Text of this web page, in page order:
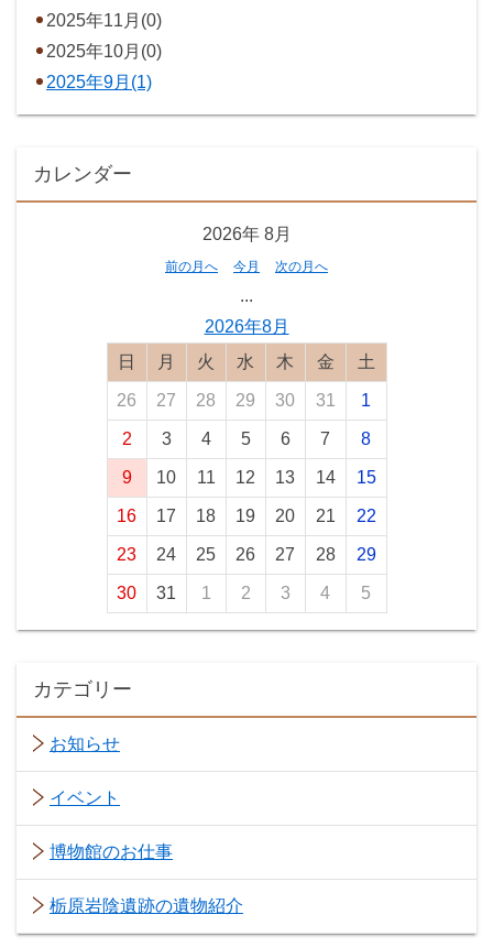
2025年11月(0)
2025年10月(0)
2025年9月(1)
カレンダー
2026年 8月
前の月へ 今月 次の月へ
...
2026年8月
日曜日月曜日火曜日水曜日木曜日金曜日土曜日
26 27 28 29 30 31 1
2 3 4 5 6 7 8
9 10 11 12 13 14 15
16 17 18 19 20 21 22
23 24 25 26 27 28 29
30 31 1 2 3 4 5
カテゴリー
お知らせ
イベント
博物館のお仕事
栃原岩陰遺跡の遺物紹介